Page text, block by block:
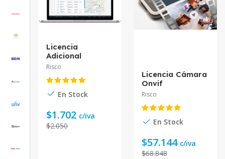
Licencia
Adicional
PROSYS
Risco | PcPlay
Risco
En Stock
$1.702 c/iva
$2.050
Licencia Cámara
Onvif
RVLC1000000A
Risco
En Stock
$57.144 c/iva
$68.848